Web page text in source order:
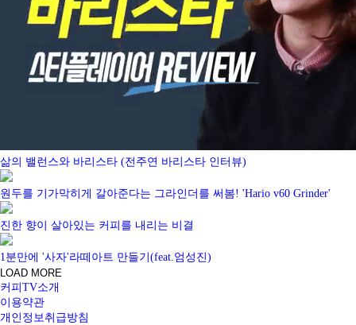
삶의 밸런스와 바리스타 (전주연 바리스타 인터뷰)
원두를 기가막히게 갈아준다는 그라인더를 써봄! 'Hario v60 Grinder'
진한 향이 살아있는 커피를 내리는 비결
1분만에 '사자'라떼아트 만들기(feat.엄성진)
LOAD MORE
커피TV소개
이용약관
개인정보취급방침